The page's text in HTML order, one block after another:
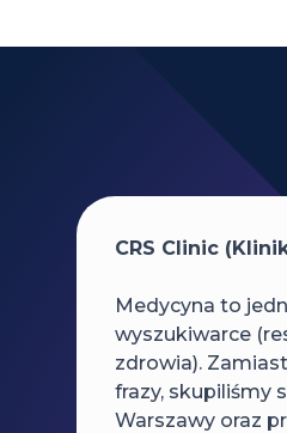
CRS Clinic
Medycyna to
wyszukiwarce
zdrowia).
frazy, skupiliśmy
Warszawy oraz